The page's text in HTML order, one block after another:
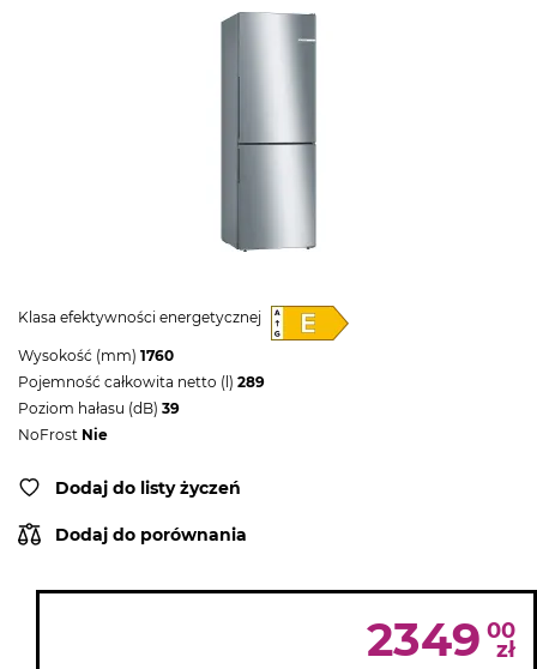
Klasa efektywności energetycznej
Wysokość (mm) 1760
Pojemność całkowita netto (l) 289
Poziom hałasu (dB) 39
NoFrost Nie
Dodaj do listy życzeń
Dodaj do porównania
2349 00
zł